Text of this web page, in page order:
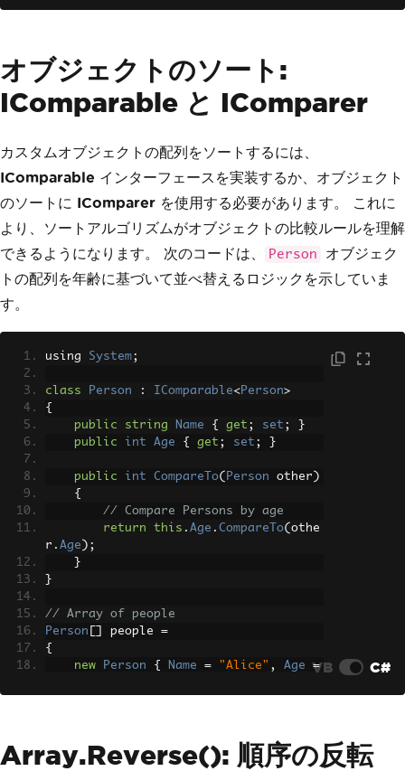
オブジェクトのソート:
IComparable と IComparer
カスタムオブジェクトの配列をソートするには、
IComparable インターフェースを実装するか、オブジェクト
のソートに IComparer を使用する必要があります。 これに
より、ソートアルゴリズムがオブジェクトの比較ルールを理解
できるようになります。 次のコードは、
Person
オブジェク
トの配列を年齢に基づいて並べ替えるロジックを示していま
す。
using System;
class Person : IComparable<Person>
{
public
string Name { get ; set ;
}
public
int Age { get ; set ; }
public int CompareTo( Person other )
{
// Compare Persons by age
return
this . Age . CompareTo( othe
r . Age );
}
}
// Array of people
Person
people =
{
new
Person { Name = "Alice" , Age
=
// Sort by age
VB C#
Array.Reverse(): 順序の反転